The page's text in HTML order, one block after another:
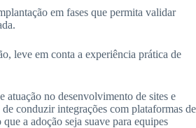
em fases que permita validar
leve em conta a experiência prática de
atuação no desenvolvimento de sites e
conduzir integrações com plataformas de
a adoção seja suave para equipes